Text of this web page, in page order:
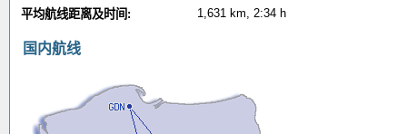
平均航线距离及时间: 1,631 km, 2:34 h
国内航线